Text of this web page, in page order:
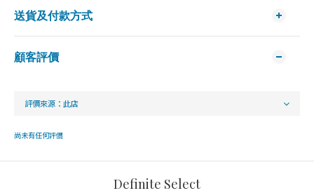
送貨及付款方式
顧客評價
尚未有任何評價
Definite Select